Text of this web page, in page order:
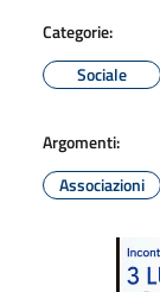
Categorie:
Sociale
Argomenti:
Associazioni